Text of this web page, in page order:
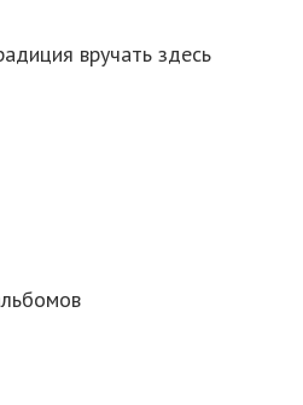
вручать здесь